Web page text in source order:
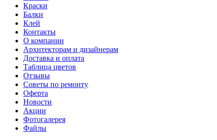
Краски
Балки
Клей
Контакты
О компании
Архитекторам и дизайнерам
Доставка и оплата
Таблица цветов
Отзывы
Советы по ремонту
Оферта
Новости
Акции
Фотогалерея
Файлы